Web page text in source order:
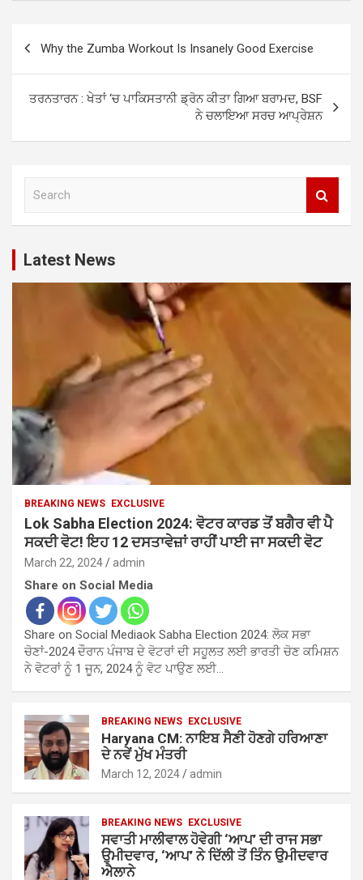
navigation
Why the Zumba Workout Is Insanely Good Exercise
ਤਰਨਤਾਰਨ : ਖੇਤਾਂ ‘ਚ ਪਾਕਿਸਤਾਨੀ ਡ੍ਰੋਨ ਕੀਤਾ ਗਿਆ ਬਰਾਮਦ, BSF
ਨੇ ਚਲਾਇਆ ਸਰਚ ਆਪ੍ਰੇਸ਼ਨ
c
h
Latest News
BREAKING NEWS EXCLUSIVE
Lok Sabha Election 2024: ਵੋਟਰ ਕਾਰਡ ਤੋਂ ਬਗੈਰ ਵੀ ਪੈ
ਸਕਦੀ ਵੋਟ! ਇਹ 12 ਦਸਤਾਵੇਜ਼ਾਂ ਰਾਹੀਂ ਪਾਈ ਜਾ ਸਕਦੀ ਵੋਟ
March 22, 2024 admin
Share on Social Media
Share on Social Mediaok Sabha Election 2024: ਲੋਕ ਸਭਾ
ਚੋਣਾਂ-2024 ਦੌਰਾਨ ਪੰਜਾਬ ਦੇ ਵੋਟਰਾਂ ਦੀ ਸਹੂਲਤ ਲਈ ਭਾਰਤੀ ਚੋਣ ਕਮਿਸ਼ਨ
ਨੇ ਵੋਟਰਾਂ ਨੂੰ 1 ਜੂਨ, 2024 ਨੂੰ ਵੋਟ ਪਾਉਣ ਲਈ…
BREAKING NEWS EXCLUSIVE
Haryana CM: ਨਾਇਬ ਸੈਣੀ ਹੋਣਗੇ ਹਰਿਆਣਾ
ਦੇ ਨਵੇਂ ਮੁੱਖ ਮੰਤਰੀ
March 12, 2024 admin
BREAKING NEWS EXCLUSIVE
ਸਵਾਤੀ ਮਾਲੀਵਾਲ ਹੋਵੇਗੀ ‘ਆਪ’ ਦੀ ਰਾਜ ਸਭਾ
ਉਮੀਦਵਾਰ, ‘ਆਪ’ ਨੇ ਦਿੱਲੀ ਤੋਂ ਤਿੰਨ ਉਮੀਦਵਾਰ
ਐਲਾਨੇ